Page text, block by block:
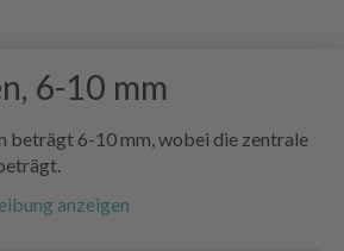
6-10 mm
beträgt 6-10 mm, wobei die zentrale
anzeigen